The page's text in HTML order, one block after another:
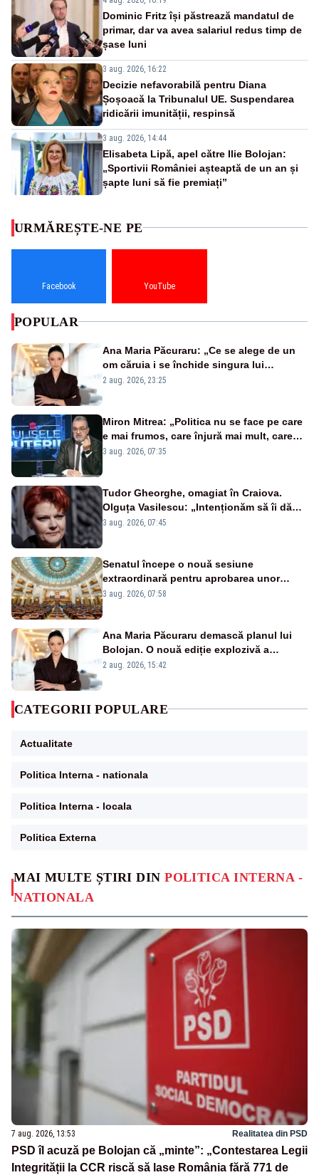
Dominic Fritz își păstrează mandatul de
primar, dar va avea salariul redus timp de
șase luni
3 aug. 2026, 16:22
Decizie nefavorabilă pentru Diana
Șoșoacă la Tribunalul UE. Suspendarea
ridicării imunității, respinsă
3 aug. 2026, 14:44
Elisabeta Lipă, apel către Ilie Bolojan:
„Sportivii României așteaptă de un an și
șapte luni să fie premiați”
MAI MULTE ȘTIRI DINPOLITICA INTERNA -
NATIONALA
7 aug. 2026, 13:53 Realitatea din PSD
PSD îl acuză pe Bolojan că „minte”: „Contestarea Legii
Integrității la CCR riscă să lase România fără 771 de
URMĂREȘTE-NE PE
Facebook YouTube
POPULAR
Ana Maria Păcuraru: „Ce se alege de un
om căruia i se închide singura lui
portiță?”
2 aug. 2026, 23:25
Miron Mitrea: „Politica nu se face pe care
e mai frumos, care înjură mai mult, care
țipă mai tare, ci pe proiecte”
3 aug. 2026, 07:35
Tudor Gheorghe, omagiat în Craiova.
Olguța Vasilescu: „Intenționăm să îi dăm
numele lui”
3 aug. 2026, 07:45
Senatul începe o nouă sesiune
extraordinară pentru aprobarea unor
jaloane din PNRR
3 aug. 2026, 07:58
Ana Maria Păcuraru demască planul lui
Bolojan. O nouă ediție explozivă a
emisiunii „Miza Zilei” la Realitatea PLUS
2 aug. 2026, 15:42
CATEGORII POPULARE
Actualitate
Politica Interna - nationala
Politica Interna - locala
Politica Externa